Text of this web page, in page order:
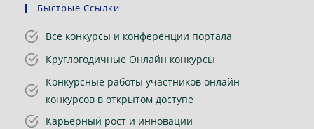
Быстрые Ссылки
Все конкурсы и конференции портала
Круглогодичные Онлайн конкурсы
Конкурсные работы участников онлайн
конкурсов в открытом доступе
Карьерный рост и инновации